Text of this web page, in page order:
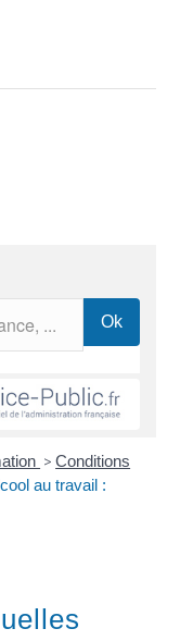
> Conditions
au travail :